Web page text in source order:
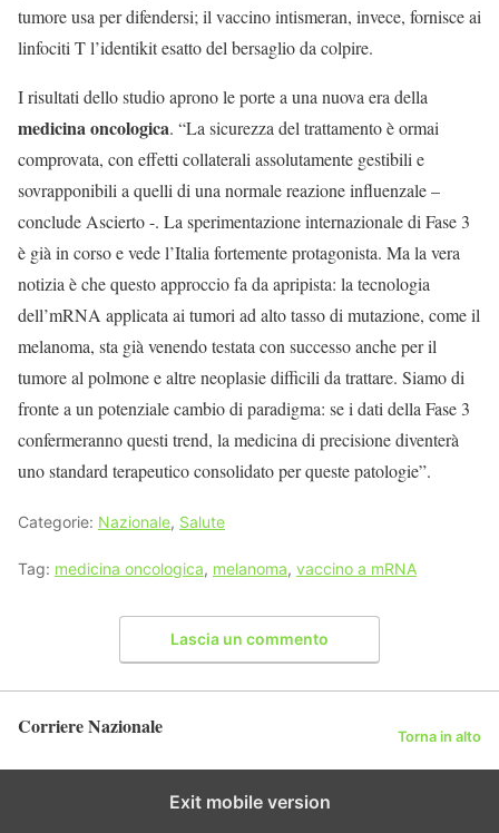
tumore usa per difendersi; il vaccino intismeran, invece, fornisce ai
linfociti T l’identikit esatto del bersaglio da colpire.
I risultati dello studio aprono le porte a una nuova era della
medicina oncologica. “La sicurezza del trattamento è ormai
comprovata, con effetti collaterali assolutamente gestibili e
sovrapponibili a quelli di una normale reazione influenzale –
conclude Ascierto -. La sperimentazione internazionale di Fase 3
è già in corso e vede l’Italia fortemente protagonista. Ma la vera
notizia è che questo approccio fa da apripista: la tecnologia
dell’mRNA applicata ai tumori ad alto tasso di mutazione, come il
melanoma, sta già venendo testata con successo anche per il
tumore al polmone e altre neoplasie difficili da trattare. Siamo di
fronte a un potenziale cambio di paradigma: se i dati della Fase 3
confermeranno questi trend, la medicina di precisione diventerà
uno standard terapeutico consolidato per queste patologie”.
Categorie: Nazionale, Salute
Tag: medicina oncologica, melanoma, vaccino a mRNA
Lascia un commento
Corriere Nazionale Torna in alto
Exit mobile version